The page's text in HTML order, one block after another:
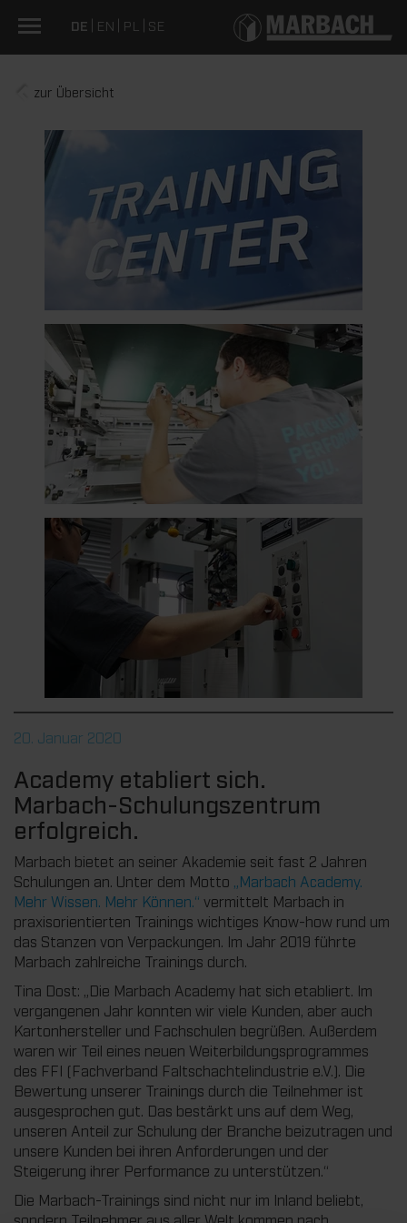
DE EN PL SE
zur Übersicht
20. Januar 2020
Academy etabliert sich.
Marbach-Schulungszentrum
erfolgreich.
Marbach bietet an seiner Akademie seit fast 2 Jahren
Schulungen an. Unter dem Motto „Marbach Academy.
Mehr Wissen. Mehr Können.“ vermittelt Marbach in
praxisorientierten Trainings wichtiges Know-how rund um
das Stanzen von Verpackungen. Im Jahr 2019 führte
Marbach zahlreiche Trainings durch.
Tina Dost: „Die Marbach Academy hat sich etabliert. Im
vergangenen Jahr konnten wir viele Kunden, aber auch
Kartonhersteller und Fachschulen begrüßen. Außerdem
waren wir Teil eines neuen Weiterbildungsprogrammes
des FFI (Fachverband Faltschachtelindustrie e.V.). Die
Bewertung unserer Trainings durch die Teilnehmer ist
ausgesprochen gut. Das bestärkt uns auf dem Weg,
unseren Anteil zur Schulung der Branche beizutragen und
unsere Kunden bei ihren Anforderungen und der
Steigerung ihrer Performance zu unterstützen.“
Die Marbach-Trainings sind nicht nur im Inland beliebt,